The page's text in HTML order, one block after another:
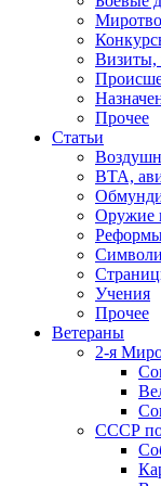
Визиты,
Прочее
Статьи
ВТА,
Оружие
Учения
Прочее
Ветераны
2-я
СССР